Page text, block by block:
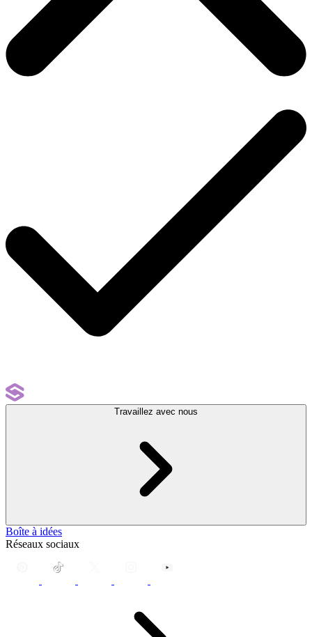
Travaillez avec nous
Boîte à idées
Réseaux sociaux